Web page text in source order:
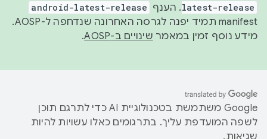
latest-release. הענף android-latest-release
manifest תמיד יפנה לגרסה האחרונה שנדחפה ל-AOSP.
מידע נוסף זמין במאמר שינויים ב-AOSP .
‫Google משתמשת בטכנולוגיית AI כדי לתרגם תוכן
לשפה המועדפת עליך. בתרגומים כאלו עשויות להיות
שגיאות.